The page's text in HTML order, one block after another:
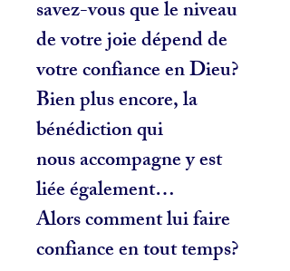
savez-vous que le niveau
de votre joie dépend de
votre confiance en Dieu?
Bien plus encore, la
bénédiction qui
nous accompagne y est
liée également…
Alors comment lui faire
confiance en tout temps?